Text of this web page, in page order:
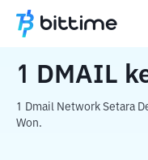
Beranda Konverter
1 DMAIL
1 Dmail Network Setara
Won.